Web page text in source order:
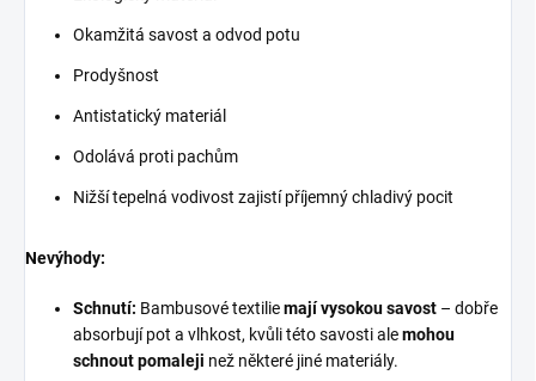
Okamžitá savost a odvod potu
Prodyšnost
Antistatický materiál
Odolává proti pachům
Nižší tepelná vodivost zajistí příjemný chladivý pocit
Nevýhody:
Schnutí: Bambusové textiliemají vysokou savost – dobře
absorbují pot a vlhkost, kvůli této savosti alemohou
schnout pomaleji než některé jiné materiály.